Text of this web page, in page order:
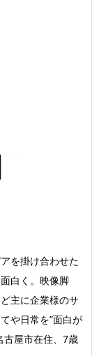
を掛け合わせた
白く。映像脚
主に企業様のサ
や日常を”面白が
古屋市在住、7歳